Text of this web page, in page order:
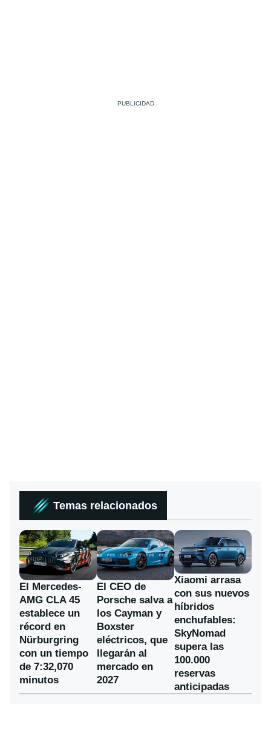
Temas relacionados
El Mercedes-
AMG CLA 45
establece un
récord en
Nürburgring
con un tiempo
de 7:32,070
minutos
El CEO de
Porsche salva a
los Cayman y
Boxster
eléctricos, que
llegarán al
mercado en
2027
Xiaomi arrasa
con sus nuevos
híbridos
enchufables:
SkyNomad
supera las
100.000
reservas
anticipadas